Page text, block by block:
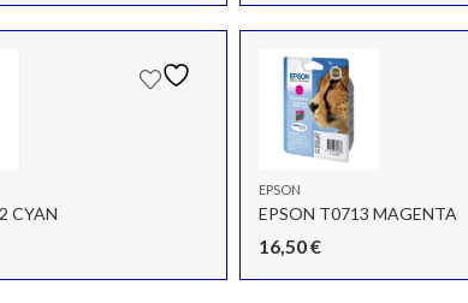
CYAN
EPSON
EPSON T0713 MAGENTA
16,50€